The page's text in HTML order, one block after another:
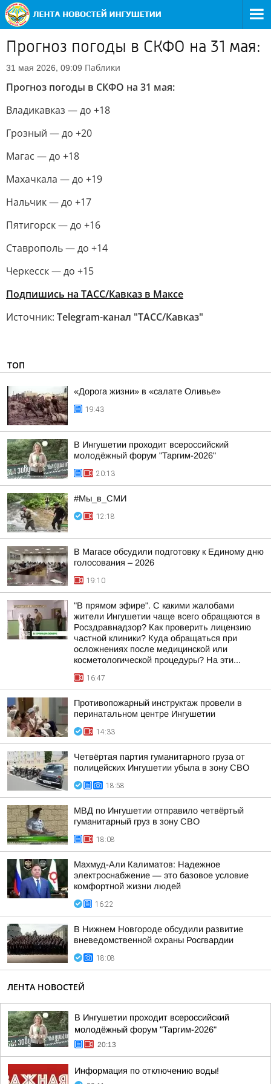
Прогноз погоды в СКФО на 31 мая:
31 мая 2026, 09:09 Паблики
Прогноз погоды в СКФО на 31 мая:
Владикавказ — до +18
Грозный — до +20
Магас — до +18
Махачкала — до +19
Нальчик — до +17
Пятигорск — до +16
Ставрополь — до +14
Черкесск — до +15
Подпишись на ТАСС/Кавказ в Максе
Источник: Telegram-канал "ТАСС/Кавказ"
ТОП
«Дорога жизни» в «салате Оливье»
19:43
В Ингушетии проходит всероссийский
молодёжный форум "Таргим-2026"
20:13
#Мы_в_СМИ
12:18
В Магасе обсудили подготовку к Единому дню
голосования – 2026
19:10
"В прямом эфире". С какими жалобами
жители Ингушетии чаще всего обращаются в
Росздравнадзор? Как проверить лицензию
частной клиники? Куда обращаться при
осложнениях после медицинской или
косметологической процедуры? На эти...
16:47
Противопожарный инструктаж провели в
перинатальном центре Ингушетии
14:33
Четвёртая партия гуманитарного груза от
полицейских Ингушетии убыла в зону СВО
18:58
МВД по Ингушетии отправило четвёртый
гуманитарный груз в зону СВО
18:08
Махмуд-Али Калиматов: Надежное
электроснабжение — это базовое условие
комфортной жизни людей
16:22
В Нижнем Новгороде обсудили развитие
вневедомственной охраны Росгвардии
18:08
ЛЕНТА НОВОСТЕЙ
В Ингушетии проходит всероссийский
молодёжный форум "Таргим-2026"
20:13
Информация по отключению воды!